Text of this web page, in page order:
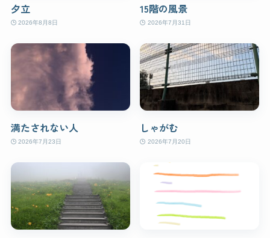
夕立
2026年8月8日
15階の風景
2026年7月31日
満たされない人
2026年7月23日
しゃがむ
2026年7月20日